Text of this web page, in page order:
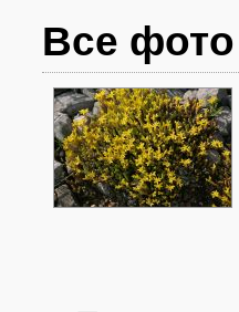
Все фото